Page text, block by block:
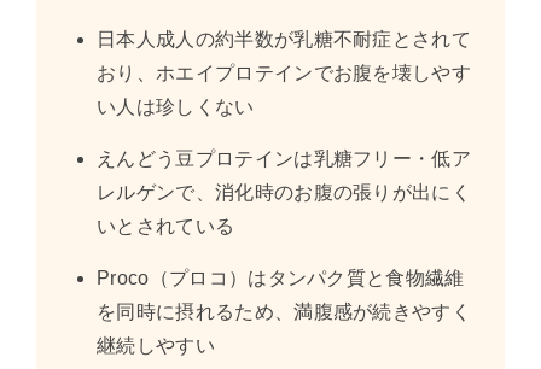
日本人成人の約半数が乳糖不耐症とされて
おり、ホエイプロテインでお腹を壊しやす
い人は珍しくない
えんどう豆プロテインは乳糖フリー・低ア
レルゲンで、消化時のお腹の張りが出にく
いとされている
Proco（プロコ）はタンパク質と食物繊維
を同時に摂れるため、満腹感が続きやすく
継続しやすい